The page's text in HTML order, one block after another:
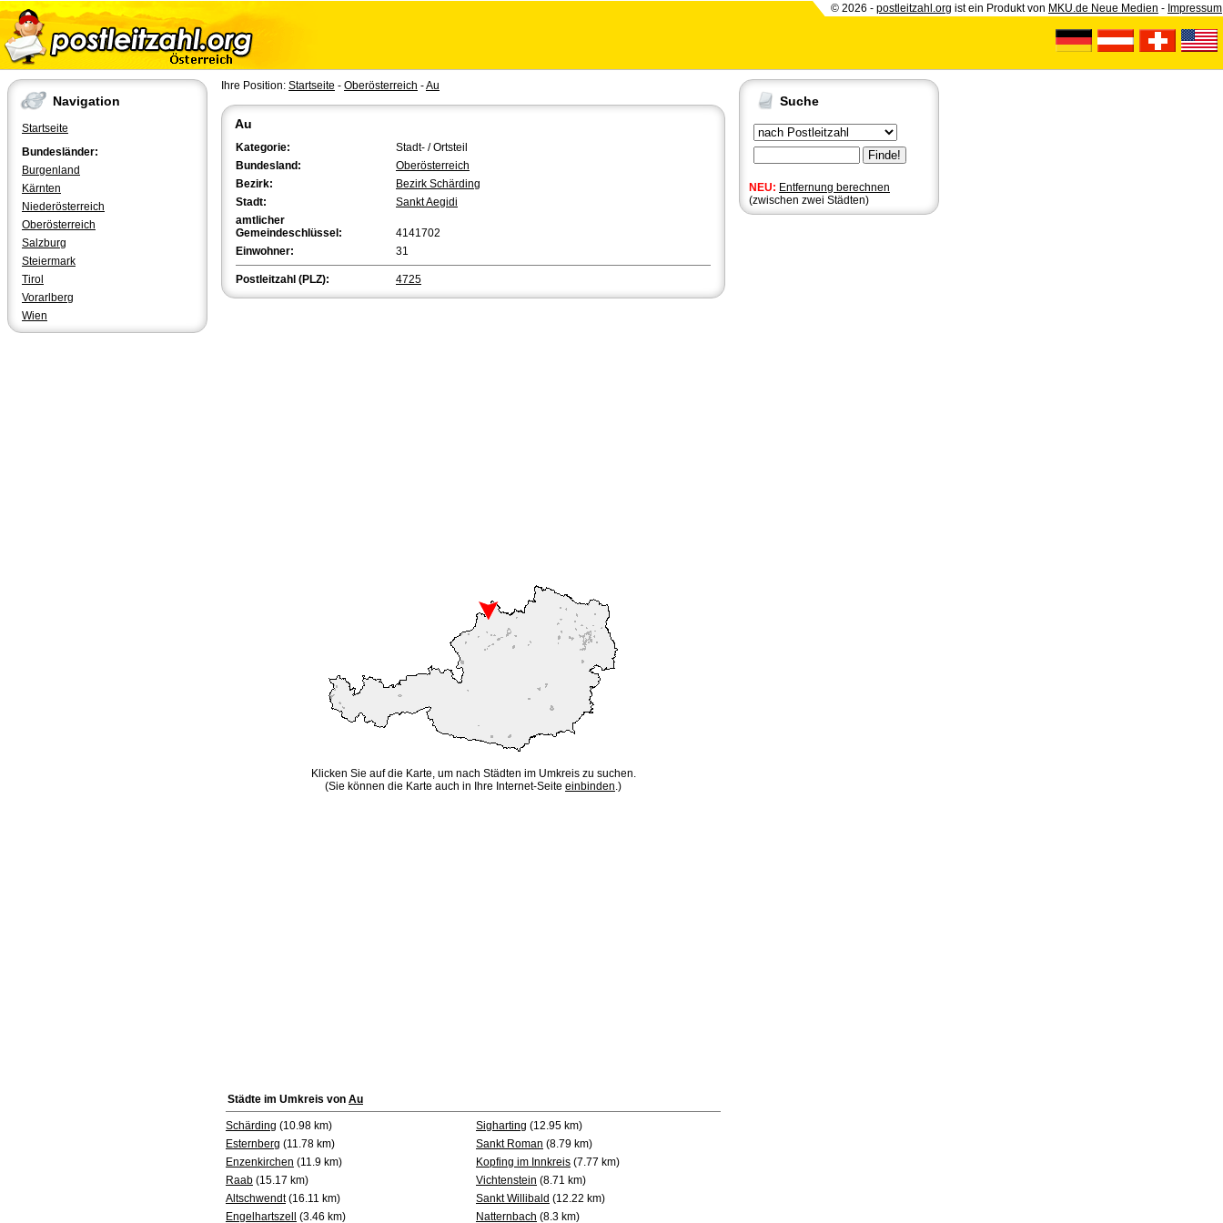
© 2026 - postleitzahl.org ist ein Produkt von MKU.de Neue Medien - Impressum
Navigation
Startseite
Bundesländer:
Burgenland
Kärnten
Niederösterreich
Oberösterreich
Salzburg
Steiermark
Tirol
Vorarlberg
Wien
Suche
NEU: Entfernung berechnen
(zwischen zwei Städten)
Ihre Position: Startseite - Oberösterreich -Au
Au
Kategorie:
Stadt- / Ortsteil
Bundesland:
Oberösterreich
Bezirk:
Bezirk Schärding
Stadt:
Sankt Aegidi
amtlicher
Gemeindeschlüssel:
4141702
Einwohner:
31
Postleitzahl (PLZ): 4725
Klicken Sie auf die Karte, um nach Städten im Umkreis zu suchen.
(Sie können die Karte auch in Ihre Internet-Seite einbinden.)
Städte im Umkreis von Au
Schärding (10.98 km) Sigharting (12.95 km)
Esternberg (11.78 km) Sankt Roman (8.79 km)
Enzenkirchen (11.9 km) Kopfing im Innkreis (7.77 km)
Raab (15.17 km) Vichtenstein (8.71 km)
Altschwendt(16.11 km) Sankt Willibald (12.22 km)
Engelhartszell
(3.46 km) Natternbach (8.3 km)